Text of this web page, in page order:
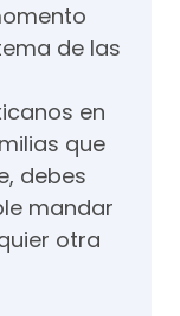
de las
en
que
debes
mandar
otra